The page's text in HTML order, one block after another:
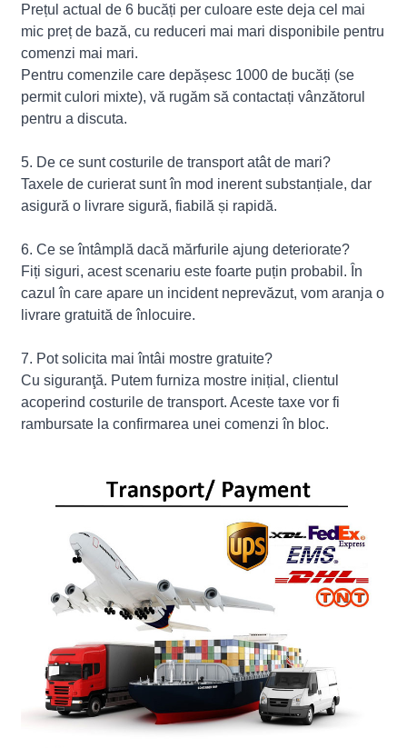
Prețul actual de 6 bucăți per culoare este deja cel mai
mic preț de bază, cu reduceri mai mari disponibile pentru
comenzi mai mari.
Pentru comenzile care depășesc 1000 de bucăți (se
permit culori mixte), vă rugăm să contactați vânzătorul
pentru a discuta.
5. De ce sunt costurile de transport atât de mari?
Taxele de curierat sunt în mod inerent substanțiale, dar
asigură o livrare sigură, fiabilă și rapidă.
6. Ce se întâmplă dacă mărfurile ajung deteriorate?
Fiți siguri, acest scenariu este foarte puțin probabil. În
cazul în care apare un incident neprevăzut, vom aranja o
livrare gratuită de înlocuire.
7. Pot solicita mai întâi mostre gratuite?
Cu siguranţă. Putem furniza mostre inițial, clientul
acoperind costurile de transport. Aceste taxe vor fi
rambursate la confirmarea unei comenzi în bloc.